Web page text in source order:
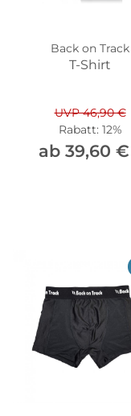
Back on Track
T-Shirt
UVP 46,90 €
Rabatt: 12%
ab 39,60 €